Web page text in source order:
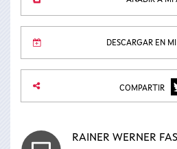
DESCARGAR EN
COMPARTIR
RAINER WERNER